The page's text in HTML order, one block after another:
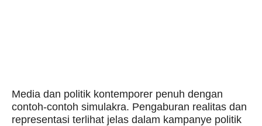
Media dan politik kontemporer penuh dengan
contoh-contoh simulakra. Pengaburan realitas dan
representasi terlihat jelas dalam kampanye politik